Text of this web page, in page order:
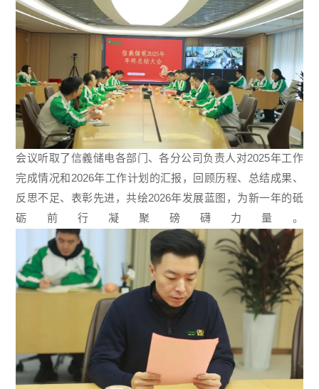
会议听取了信義储电各部门、各分公司负责人对2025年工作
完成情况和2026年工作计划的汇报，回顾历程、总结成果、
反思不足、表彰先进，共绘2026年发展蓝图，为新一年的砥
砺前行凝聚磅礴力量。